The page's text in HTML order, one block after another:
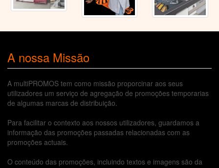
A nossa Missão
A multiPROMOS tem como missão proporcinar aos seus
utilizadores um serviço de agregação de promoções temporarias
de algumas marcas de distribuição.
Para facilitar o contexto aos nossos utilizadores, guardamos a
informação das promoções passadas relacionadas com as
promoções actuais.
O conteúdo das promoções, incluindo textos e imagens são da